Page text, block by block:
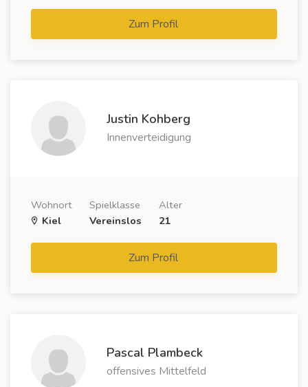
Zum Profil
Justin Kohberg
Innenverteidigung
Wohnort
Kiel
Spielklasse
Vereinslos
Alter
21
Zum Profil
Pascal Plambeck
offensives Mittelfeld